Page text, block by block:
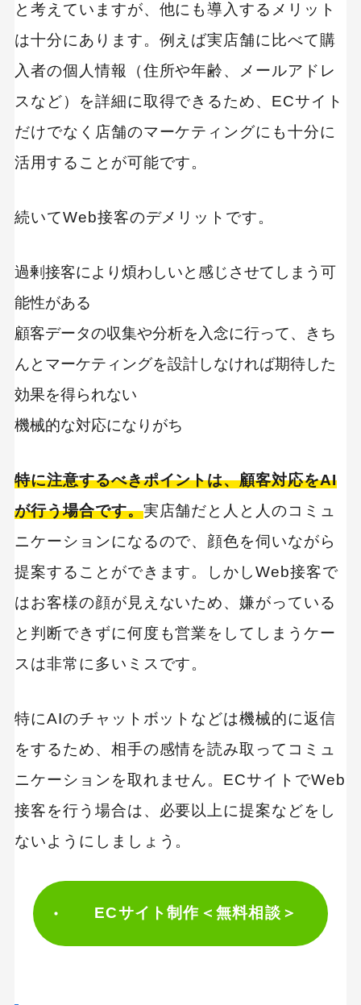
カテゴリーから記事を検索
検索する
と考えていますが、他にも導入するメリット
は十分にあります。例えば実店舗に比べて購
入者の個人情報（住所や年齢、メールアドレ
スなど）を詳細に取得できるため、ECサイト
だけでなく店舗のマーケティングにも十分に
活用することが可能です。
続いてWeb接客のデメリットです。
過剰接客により煩わしいと感じさせてしまう可
能性がある
顧客データの収集や分析を入念に行って、きち
んとマーケティングを設計しなければ期待した
効果を得られない
機械的な対応になりがち
特に注意するべきポイントは、顧客対応をAI
が行う場合です。実店舗だと人と人のコミュ
ニケーションになるので、顔色を伺いながら
提案することができます。しかしWeb接客で
はお客様の顔が見えないため、嫌がっている
と判断できずに何度も営業をしてしまうケー
スは非常に多いミスです。
特にAIのチャットボットなどは機械的に返信
をするため、相手の感情を読み取ってコミュ
ニケーションを取れません。ECサイトでWeb
接客を行う場合は、必要以上に提案などをし
ないようにしましょう。
ECサイト制作＜無料相談＞